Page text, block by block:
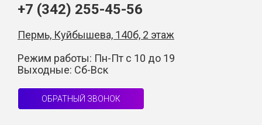
+7 (342) 255-45-56
Пермь, Куйбышева, 140б, 2 этаж
Режим работы: Пн-Пт с 10 до 19
Выходные: Сб-Вск
ОБРАТНЫЙ ЗВОНОК